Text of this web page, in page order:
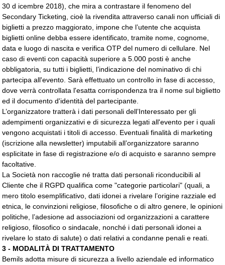
30 d icembre 2018), che mira a contrastare il fenomeno del
Secondary Ticketing, cioè la rivendita attraverso canali non ufficiali di
biglietti a prezzo maggiorato, impone che l’utente che acquista
biglietti online debba essere identificato, tramite nome, cognome,
data e luogo di nascita e verifica OTP del numero di cellulare. Nel
caso di eventi con capacità superiore a 5.000 posti è anche
obbligatoria, su tutti i biglietti, l’indicazione del nominativo di chi
partecipa all'evento. Sarà effettuato un controllo in fase di accesso,
dove verrà controllata l'esatta corrispondenza tra il nome sul biglietto
ed il documento d'identità del partecipante.
L’organizzatore tratterà i dati personali dell’Interessato per gli
adempimenti organizzativi e di sicurezza legati all'evento per i quali
vengono acquistati i titoli di accesso. Eventuali finalità di marketing
(iscrizione alla newsletter) imputabili all’organizzatore saranno
esplicitate in fase di registrazione e/o di acquisto e saranno sempre
facoltative.
La Società non raccoglie né tratta dati personali riconducibili al
Cliente che il RGPD qualifica come "categorie particolari" (quali, a
mero titolo esemplificativo, dati idonei a rivelare l’origine razziale ed
etnica, le convinzioni religiose, filosofiche o di altro genere, le opinioni
politiche, l’adesione ad associazioni od organizzazioni a carattere
religioso, filosofico o sindacale, nonché i dati personali idonei a
rivelare lo stato di salute) o dati relativi a condanne penali e reati.
3 - MODALITÀ DI TRATTAMENTO
Bemils adotta misure di sicurezza a livello aziendale ed informatico